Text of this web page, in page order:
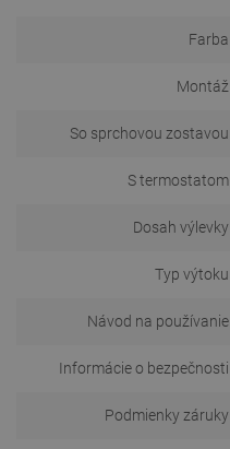
Farba
Montáž
So sprchovou zostavou
S termostatom
Dosah výlevky
Typ výtoku
Návod na používanie
Informácie o bezpečnosti
Podmienky záruky